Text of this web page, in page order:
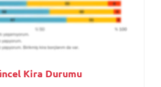
Kira Durumu